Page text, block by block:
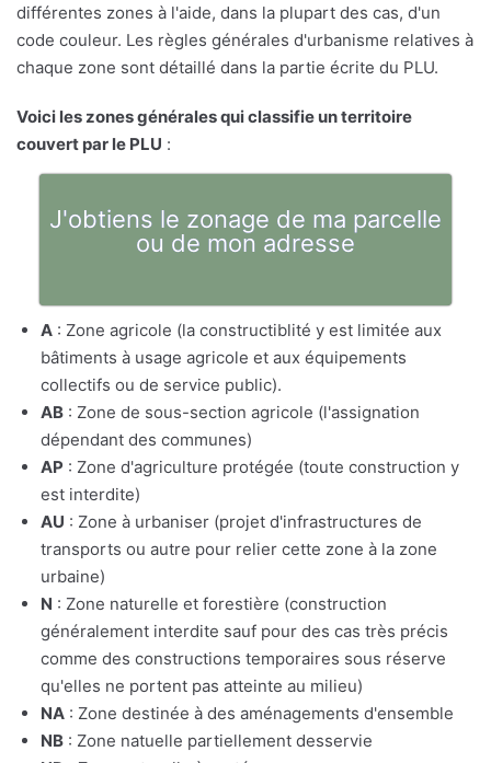
différentes zones à l'aide, dans la plupart des cas, d'un
code couleur. Les règles générales d'urbanisme relatives à
chaque zone sont détaillé dans la partie écrite du PLU.
Voici les zones générales qui classifie un territoire
couvert par le PLU :
J'obtiens le zonage de ma parcelle
ou de mon adresse
A : Zone agricole (la constructiblité y est limitée aux
bâtiments à usage agricole et aux équipements
collectifs ou de service public).
AB : Zone de sous-section agricole (l'assignation
dépendant des communes)
AP : Zone d'agriculture protégée (toute construction y
est interdite)
AU : Zone à urbaniser (projet d'infrastructures de
transports ou autre pour relier cette zone à la zone
urbaine)
N : Zone naturelle et forestière (construction
généralement interdite sauf pour des cas très précis
comme des constructions temporaires sous réserve
qu'elles ne portent pas atteinte au milieu)
NA : Zone destinée à des aménagements d'ensemble
NB : Zone natuelle partiellement desservie